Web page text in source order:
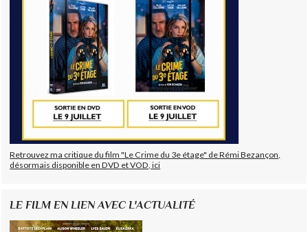
Retrouvez ma critique du film "Le Crime du 3e étage" de Rémi Bezançon,
désormais disponible en DVD et VOD, ici
LE FILM EN LIEN AVEC L'ACTUALITÉ